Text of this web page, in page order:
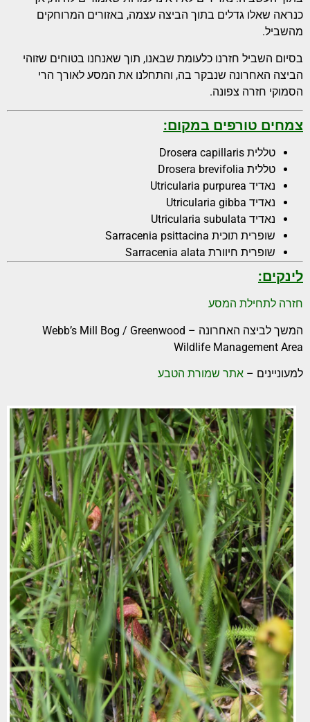
כנראה שאלו גדלים בתוך הביצה עצמה, באזורים המרוחקים
מהשביל.
בסיום השביל חזרנו כלעומת שבאנו, תוך שאנחנו בטוחים שזוהי
הביצה האחרונה שנבקר בה, והתחלנו את המסע לאורך הרי
הסמוקי חזרה צפונה.
צמחים טורפים במקום:
טללית Drosera capillaris
טללית Drosera brevifolia
נאדיד Utricularia purpurea
נאדיד Utricularia gibba
נאדיד Utricularia subulata
שופרית תוכית Sarracenia psittacina
שופרית חיוורת Sarracenia alata
לינקים:
חזרה לתחילת המסע
המשך לביצה האחרונה – Webb’s Mill Bog / Greenwood
Wildlife Management Area
למעוניינים – אתר שמורת הטבע